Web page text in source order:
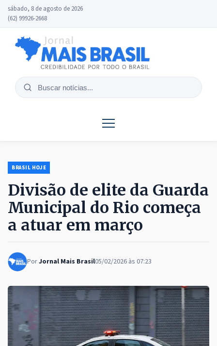
sábado, 8 de agosto de 2026
(62) 99926-2668
Buscar
BRASIL HOJE
Divisão de elite da Guarda
Municipal do Rio começa
a atuar em março
PorJornal Mais Brasil05/02/2026 às 07:23